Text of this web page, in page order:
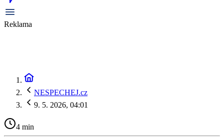
Reklama
NESPECHEJ.cz
9. 5. 2026, 04:01
4 min